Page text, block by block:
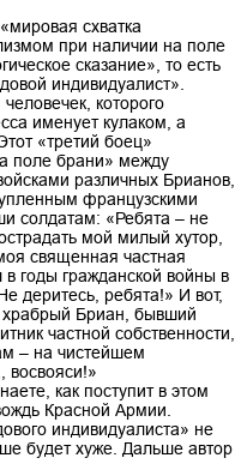
схватка
при наличии на поле
сказание», то есть
индивидуалист».
которого
именует кулаком, а
«третий боец»
поле брани» между
различных Брианов,
французскими
солдатам: «Ребята – не
мой милый хутор,
священная частная
в годы гражданской войны в
деритесь, ребята!» И вот,
храбрый Бриан, бывший
частной собственности,
– на чистейшем
восвояси!»
как поступит в этом
Красной Армии.
индивидуалиста» не
будет хуже. Дальше автор